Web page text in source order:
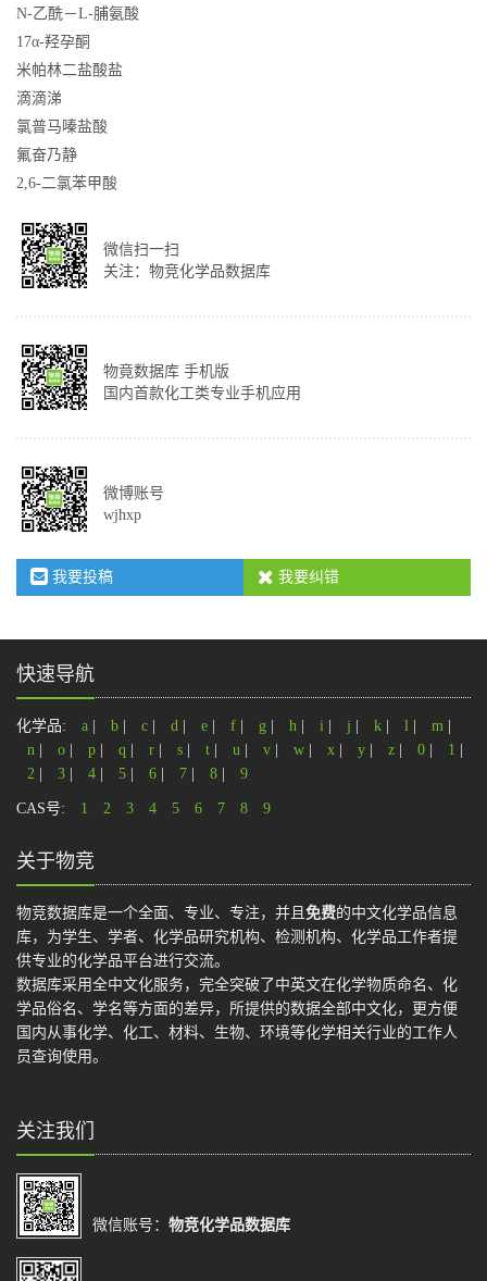
N-乙酰－L-脯氨酸
17α-羟孕酮
米帕林二盐酸盐
滴滴涕
氯普马嗪盐酸
氟奋乃静
2,6-二氯苯甲酸
微信扫一扫
关注：物竞化学品数据库
物竟数据库 手机版
国内首款化工类专业手机应用
微博账号
wjhxp
我要投稿 我要纠错
快速导航
化学品: a b c d e f g h i j k l m
n
o p q r s t u v w x y z 0 1
2
3 4 5 6 7 8 9
CAS号: 1 2 3 4 5 6 7 8 9
关于物竞
物竞数据库是一个全面、专业、专注，并且 免费的中文化学品信息
库，为学生、学者、化学品研究机构、检测机构、化学品工作者提
供专业的化学品平台进行交流。
数据库采用全中文化服务，完全突破了中英文在化学物质命名、化
学品俗名、学名等方面的差异，所提供的数据全部中文化，更方便
国内从事化学、化工、材料、生物、环境等化学相关行业的工作人
员查询使用。
关注我们
微信账号： 物竞化学品数据库